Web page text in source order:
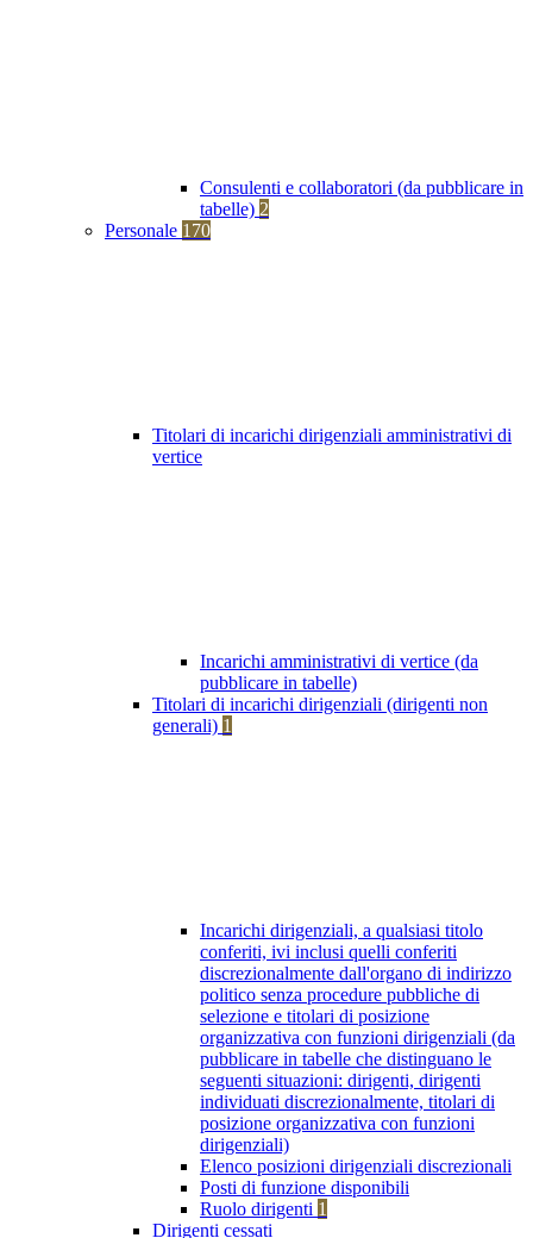
Consulenti e collaboratori (da pubblicare in
tabelle) 2
Personale 170
Titolari di incarichi dirigenziali amministrativi di
vertice
Incarichi amministrativi di vertice (da
pubblicare in tabelle)
Titolari di incarichi dirigenziali (dirigenti non
generali) 1
Incarichi dirigenziali, a qualsiasi titolo
conferiti, ivi inclusi quelli conferiti
discrezionalmente dall'organo di indirizzo
politico senza procedure pubbliche di
selezione e titolari di posizione
organizzativa con funzioni dirigenziali (da
pubblicare in tabelle che distinguano le
seguenti situazioni: dirigenti, dirigenti
individuati discrezionalmente, titolari di
posizione organizzativa con funzioni
dirigenziali)
Elenco posizioni dirigenziali discrezionali
Posti di funzione disponibili
Ruolo dirigenti 1
Dirigenti cessati